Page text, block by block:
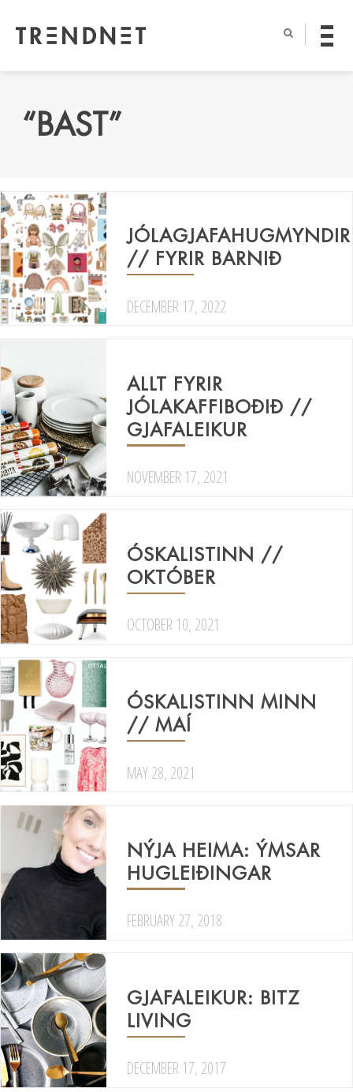
“BAST”
JÓLAGJAFAHUGMYNDIR
// FYRIR BARNIÐ
DECEMBER 17, 2022
ALLT FYRIR
JÓLAKAFFIBOÐIÐ //
GJAFALEIKUR
NOVEMBER 17, 2021
ÓSKALISTINN //
OKTÓBER
OCTOBER 10, 2021
ÓSKALISTINN MINN
// MAÍ
MAY 28, 2021
NÝJA HEIMA: ÝMSAR
HUGLEIÐINGAR
FEBRUARY 27, 2018
GJAFALEIKUR: BITZ
LIVING
DECEMBER 17, 2017